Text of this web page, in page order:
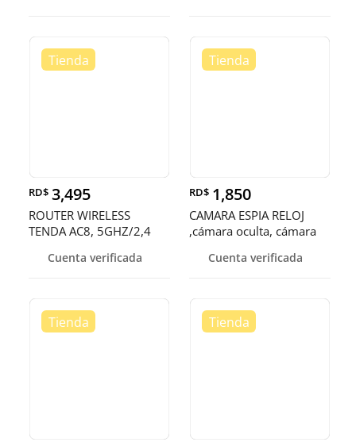
RD$ 3,495
ROUTER WIRELESS
TENDA AC8, 5GHZ/2,4
867 MBPS, 4 X 6DBI ANT
Cuenta verificada
RD$ 1,850
CAMARA ESPIA RELOJ
,cámara oculta, cámara
Cuenta verificada